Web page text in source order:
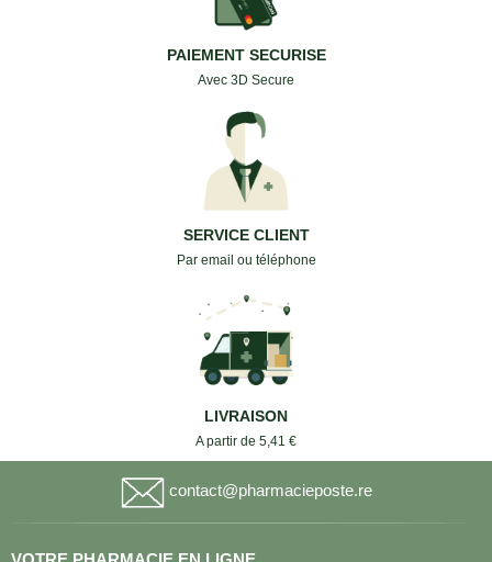
PAIEMENT SECURISE
Avec 3D Secure
SERVICE CLIENT
Par email ou téléphone
LIVRAISON
A partir de 5,41 €
contact@pharmacieposte.re